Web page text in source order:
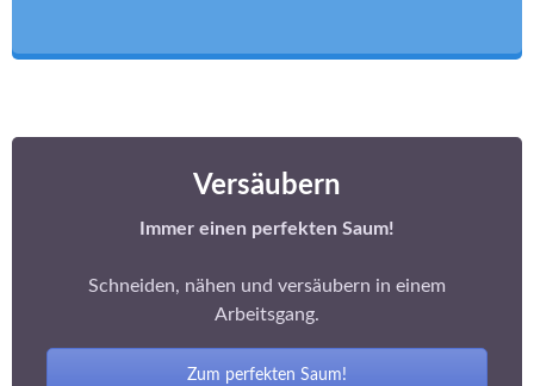
Versäubern
Immer einen perfekten Saum!
Schneiden, nähen und versäubern in einem
Arbeitsgang.
Zum perfekten Saum!